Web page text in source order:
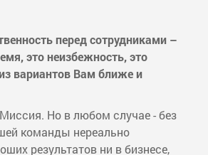
перед сотрудниками –
это неизбежность, это
вариантов Вам ближе и
Но в любом случае - без
команды нереально
результатов ни в бизнесе,